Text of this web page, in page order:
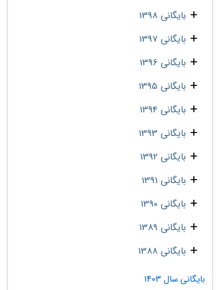
بایگانی 1398
بایگانی 1397
بایگانی 1396
بایگانی 1395
بایگانی 1394
بایگانی 1393
بایگانی 1392
بایگانی 1391
بایگانی 1390
بایگانی 1389
بایگانی 1388
بایگانی سال 1403